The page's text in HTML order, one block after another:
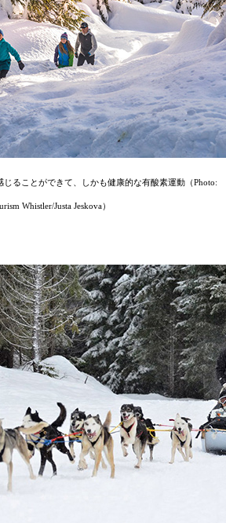
ることができて、しかも健康的な有酸素運動（Photo:
Whistler/Justa Jeskova）